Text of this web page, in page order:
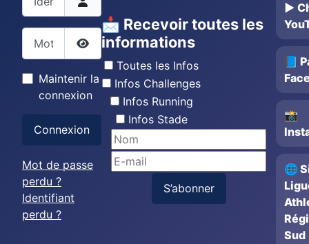
Mot de passe
Afficher le mot de passe
Maintenir la
connexion
Connexion
Mot de passe
perdu ?
Identifiant
perdu ?
📩 Recevoir toutes les
informations
Toutes les Infos
Infos Challenges
Infos Running
Infos Stade
S’abonner
▶️
📘
📸
🌐
Sud